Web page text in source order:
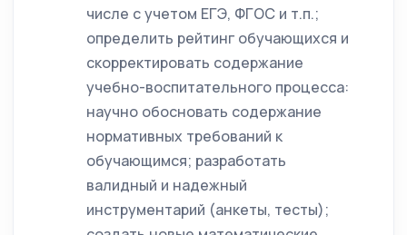
числе с учетом ЕГЭ, ФГОС и т.п.;
определить рейтинг обучающихся и
скорректировать содержание
учебно-воспитательного процесса:
научно обосновать содержание
нормативных требований к
обучающимся; разработать
валидный и надежный
инструментарий (анкеты, тесты);